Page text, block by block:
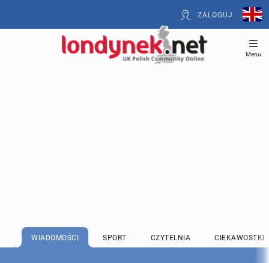
ZALOGUJ
Menu
WIADOMOŚCI SPORT CZYTELNIA CIEKAWOSTKI